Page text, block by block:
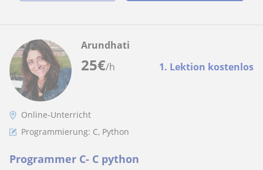
25€/h 1. Lektion kostenlos
Arundhati
Online-Unterricht
Programmierung: C, Python
Programmer C- C python